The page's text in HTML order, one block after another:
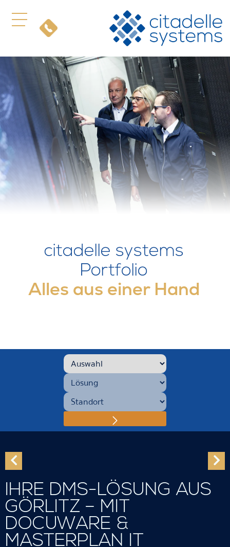
citadelle systems
Portfolio
Alles aus einer Hand
Produktfinder-
Produkt-Kategorie*
Lösung*
Standort
Absenden
IHRE DMS-LÖSUNG AUS
GÖRLITZ – MIT
DOCUWARE &
MASTERPLAN IT